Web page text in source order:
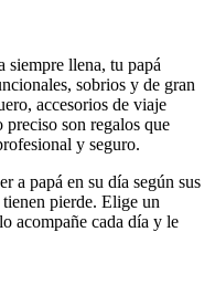
siempre llena, tu papá
sobrios y de gran
accesorios de viaje
son regalos que
y seguro.
a papá en su día según sus
pierde. Elige un
acompañe cada día y le